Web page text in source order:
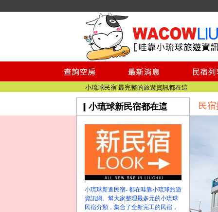
小琉球民宿空房
小琉球民宿
小琉球民宿推薦
【小琉球民宿特約】東港停車場!!看這邊
小琉球民宿 最完整的旅遊資訊都在這
【哇靠小琉球】新版官網熱情開站
小琉球民宿空房
小琉球民宿
小琉球民宿推薦
【小琉球民宿特約】東港停車場!!看這邊
小琉球民宿 最完整的旅遊資訊都在這
【哇靠小琉球】新版官網熱情開站
【哇靠小琉球粉絲團】即時動態!!
小琉球新民宿都在這
小琉球新進民宿- 都在哇靠小琉球旅遊
資訊網。幫大家整理最多元的小琉球
民宿分類，集合了全新完工的民宿，
民